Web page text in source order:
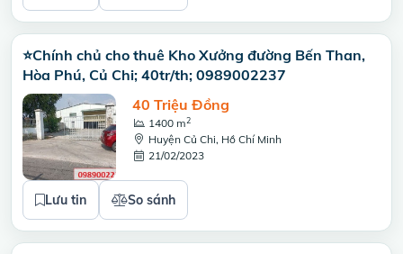
⭐Chính chủ cho thuê Kho Xưởng đường Bến Than,
Hòa Phú, Củ Chi; 40tr/th; 0989002237
40 Triệu Đồng
1400 m2
Huyện Củ Chi, Hồ Chí Minh
21/02/2023
Lưu tin So sánh